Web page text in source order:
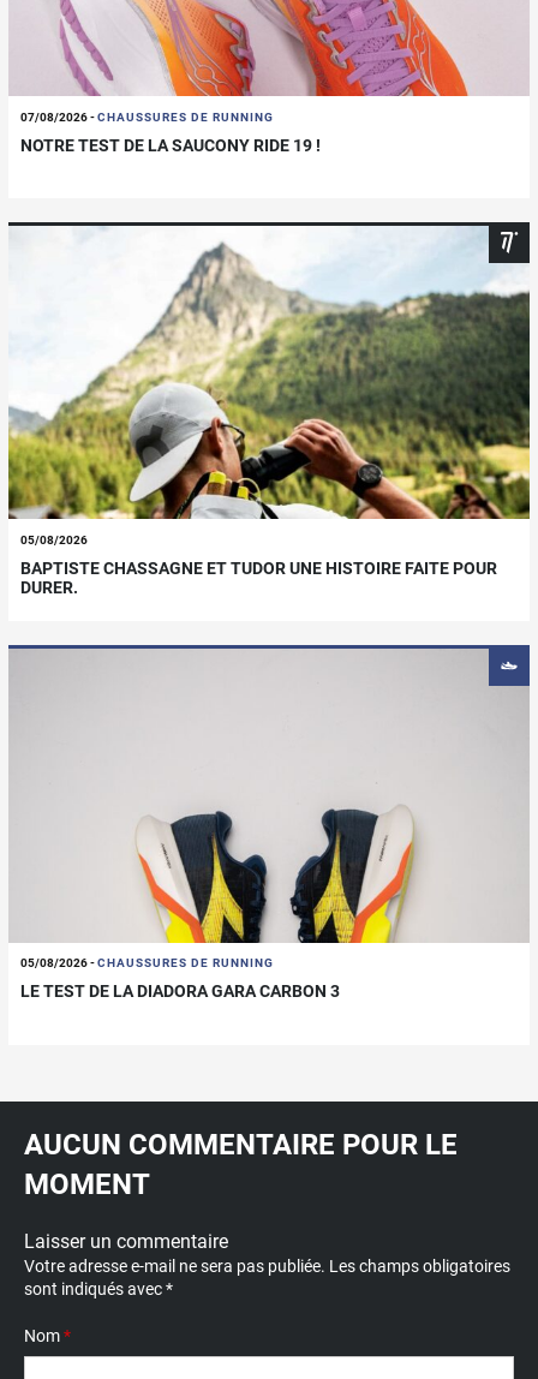
07/08/2026-CHAUSSURES DE RUNNING
NOTRE TEST DE LA SAUCONY RIDE 19 !
05/08/2026
BAPTISTE CHASSAGNE ET TUDOR UNE HISTOIRE FAITE POUR
DURER.
05/08/2026-CHAUSSURES DE RUNNING
LE TEST DE LA DIADORA GARA CARBON 3
AUCUN COMMENTAIRE POUR LE
MOMENT
Laisser un commentaire
Votre adresse e-mail ne sera pas publiée. Les champs obligatoires
sont indiqués avec*
Nom*